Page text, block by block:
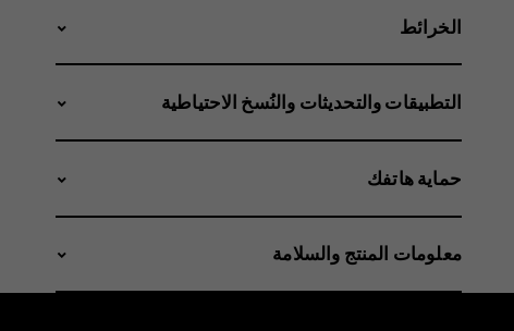
الخرائط
التطبيقات والتحديثات والنُسخ الاحتياطية
حماية هاتفك
معلومات المنتج والسلامة